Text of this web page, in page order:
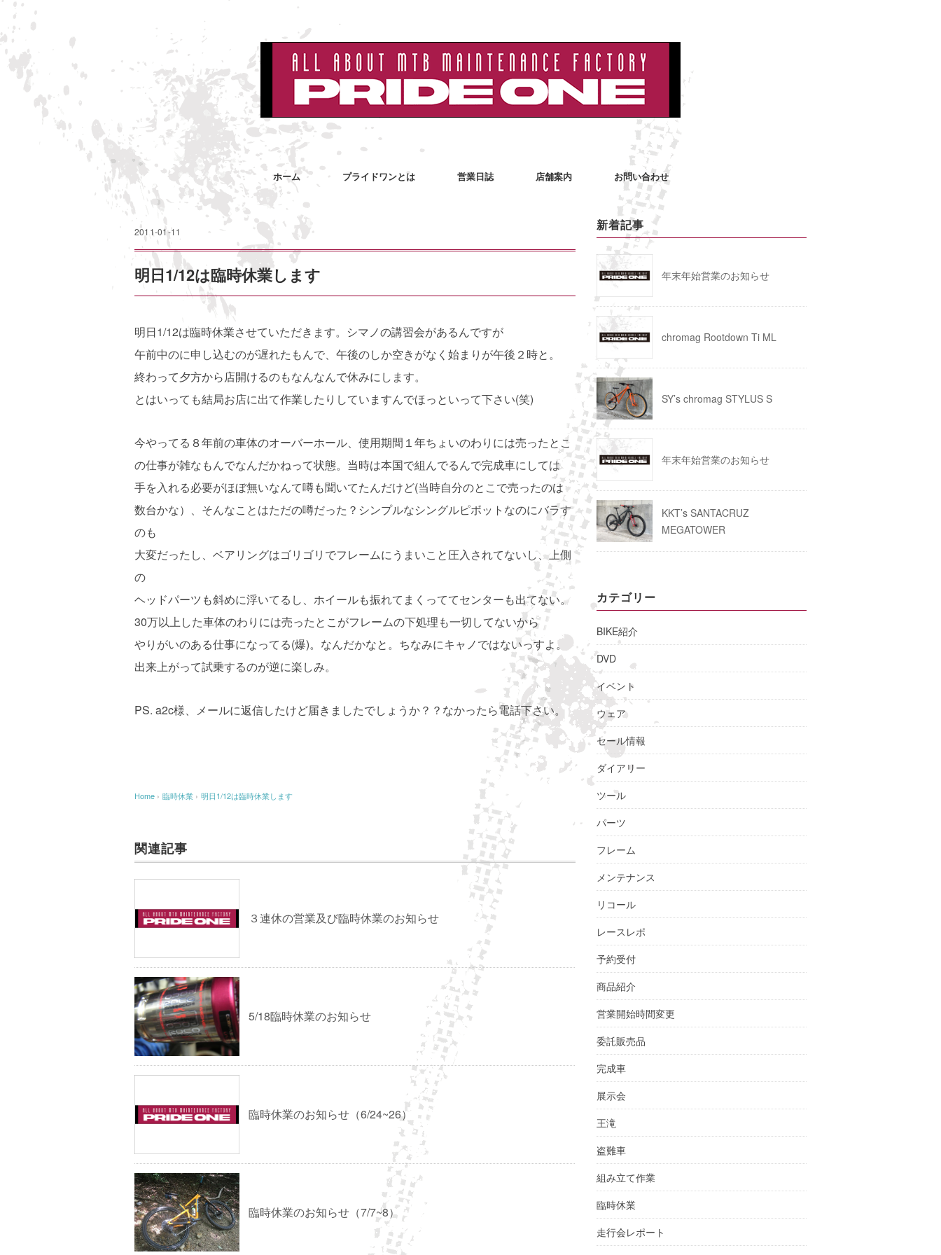
ホーム プライドワンとは 営業日誌 店舗案内 お問い合わせ
2011-01-11
明日1/12は臨時休業します
明日1/12は臨時休業させていただきます。シマノの講習会があるんですが
午前中のに申し込むのが遅れたもんで、午後のしか空きがなく始まりが午後２時と。
終わって夕方から店開けるのもなんなんで休みにします。
とはいっても結局お店に出て作業したりしていますんでほっといって下さい(笑)
今やってる８年前の車体のオーバーホール、使用期間１年ちょいのわりには売ったとこ
の仕事が雑なもんでなんだかねって状態。当時は本国で組んでるんで完成車にしては
手を入れる必要がほぼ無いなんて噂も聞いてたんだけど(当時自分のとこで売ったのは
数台かな）、そんなことはただの噂だった？シンプルなシングルピボットなのにバラす
のも
大変だったし、ベアリングはゴリゴリでフレームにうまいこと圧入されてないし、上側
の
ヘッドパーツも斜めに浮いてるし、ホイールも振れてまくっててセンターも出てない。
30万以上した車体のわりには売ったとこがフレームの下処理も一切してないから
やりがいのある仕事になってる(爆)。なんだかなと。ちなみにキャノではないっすよ。
出来上がって試乗するのが逆に楽しみ。
PS. a2c様、メールに返信したけど届きましたでしょうか？？なかったら電話下さい。
Home › 臨時休業 › 明日1/12は臨時休業します
関連記事
３連休の営業及び臨時休業のお知らせ
5/18臨時休業のお知らせ
臨時休業のお知らせ（6/24~26）
臨時休業のお知らせ（7/7~8）
新着記事
年末年始営業のお知らせ
chromag Rootdown Ti ML
SY’s chromag STYLUS S
年末年始営業のお知らせ
KKT’s SANTACRUZ
MEGATOWER
カテゴリー
BIKE紹介
DVD
イベント
ウェア
セール情報
ダイアリー
ツール
パーツ
フレーム
メンテナンス
リコール
レースレポ
予約受付
商品紹介
営業開始時間変更
委託販売品
完成車
展示会
王滝
盗難車
組み立て作業
臨時休業
走行会レポート